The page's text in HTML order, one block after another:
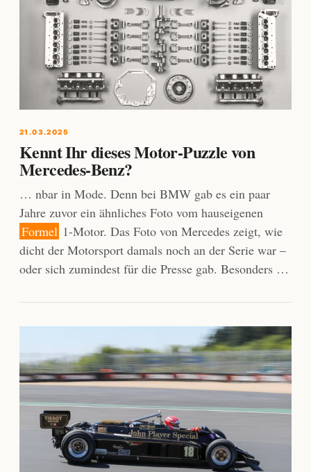
21.03.2025
Kennt Ihr dieses Motor-Puzzle von
Mercedes-Benz?
… nbar in Mode. Denn bei BMW gab es ein paar
Jahre zuvor ein ähnliches Foto vom hauseigenen
Formel 1-Motor. Das Foto von Mercedes zeigt, wie
dicht der Motorsport damals noch an der Serie war –
oder sich zumindest für die Presse gab. Besonders …